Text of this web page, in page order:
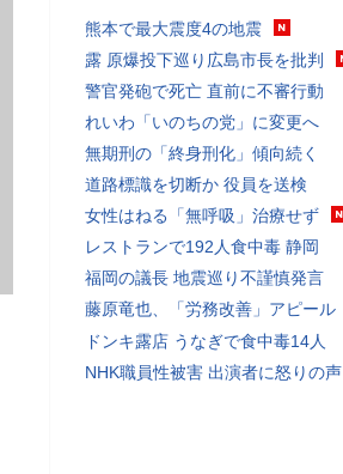
熊本で最大震度4の地震
露 原爆投下巡り広島市長を批判
警官発砲で死亡 直前に不審行動
れいわ「いのちの党」に変更へ
無期刑の「終身刑化」傾向続く
道路標識を切断か 役員を送検
女性はねる「無呼吸」治療せず
レストランで192人食中毒 静岡
福岡の議長 地震巡り不謹慎発言
藤原竜也、「労務改善」アピール
ドンキ露店 うなぎで食中毒14人
NHK職員性被害 出演者に怒りの声